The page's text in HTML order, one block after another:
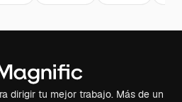
dirigir tu mejor trabajo. Más de un